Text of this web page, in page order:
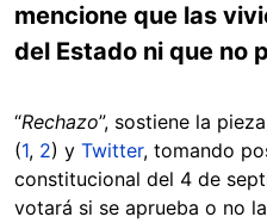
mencione que las
del Estado ni que no
“Rechazo”, sostiene la
(1, 2) y Twitter, tomando
constitucional del 4 de
votará si se aprueba o no